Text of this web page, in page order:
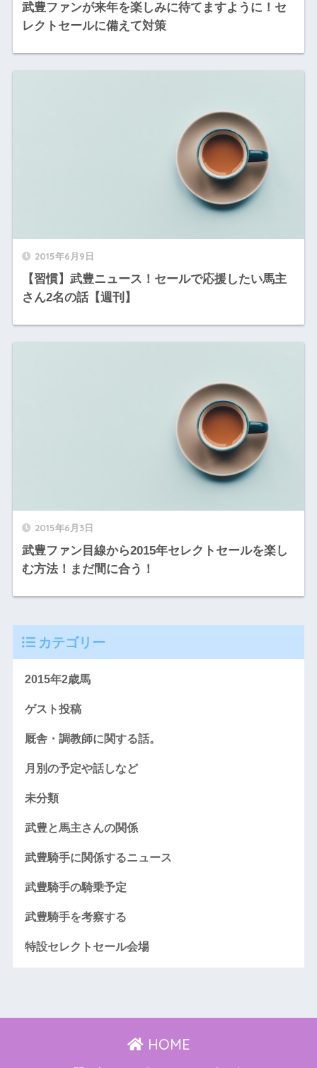
武豊ファンが来年を楽しみに待てますように！セ
レクトセールに備えて対策
2015年6月9日
【習慣】武豊ニュース！セールで応援したい馬主
さん2名の話【週刊】
2015年6月3日
武豊ファン目線から2015年セレクトセールを楽し
む方法！まだ間に合う！
カテゴリー
2015年2歳馬
ゲスト投稿
厩舎・調教師に関する話。
月別の予定や話しなど
未分類
武豊と馬主さんの関係
武豊騎手に関係するニュース
武豊騎手の騎乗予定
武豊騎手を考察する
特設セレクトセール会場
HOME